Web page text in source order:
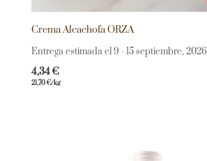
Crema Alcachofa ORZA
Entrega estimada el 9 - 15 septiembre, 2026
4,34€
21,70€/kg